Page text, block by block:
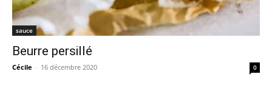
sauce
Beurre persillé
Cécile - 16 décembre 2020 0